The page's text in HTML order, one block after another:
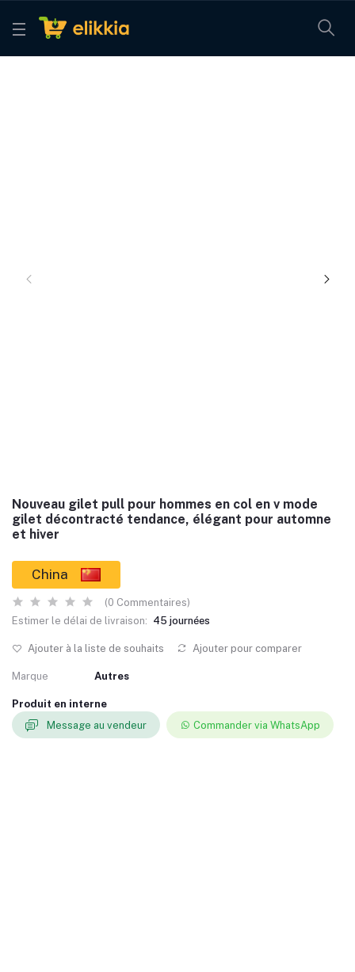
Nouveau gilet pull pour hommes en col en v mode
gilet décontracté tendance, élégant pour automne
et hiver
China
(0 Commentaires)
Estimer le délai de livraison: 45 journées
Ajouter à la liste de souhaits Ajouter pour comparer
Marque Autres
Produit en interne
Message au vendeur
Commander via WhatsApp